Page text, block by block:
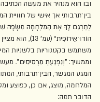
ובו הוא מנהיר את מעשה הכתיבה
בין־תרבותי אך אישי של חוויית
לְתַרְגֵּם לָךְ אֶת הַמִּלְחָמָה מִשָּׂפָה
הוֹדוּ־אֵירוֹפִּית" (עמ' 13),
משתמש בקטגוריות בלשניות
וממשיך: "וְנִפְגַּעְתְּ מֵרְסִיסִים".
המגע המגשר, הבין־תרבותי,
המלחמה, מוצג, אם כן, כפוצע
הדובר תמה: